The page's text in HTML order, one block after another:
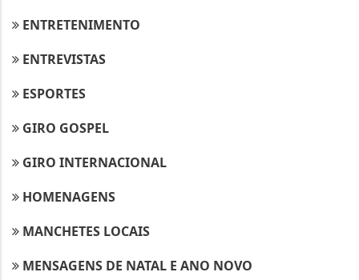
ENTRETENIMENTO
ENTREVISTAS
ESPORTES
GIRO GOSPEL
GIRO INTERNACIONAL
HOMENAGENS
MANCHETES LOCAIS
MENSAGENS DE NATAL E ANO NOVO